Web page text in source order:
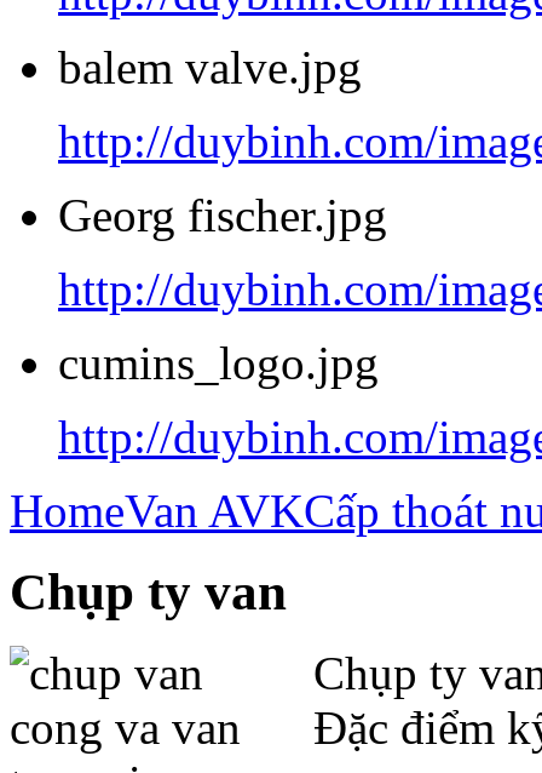
balem valve.jpg
http://duybinh.com/
Georg fischer.jpg
http://duybinh.com/
cumins_logo.jpg
http://duybinh.com/
HomeVan AVKCấp thoát
Chụp ty van
Chụp ty
Đặc điểm